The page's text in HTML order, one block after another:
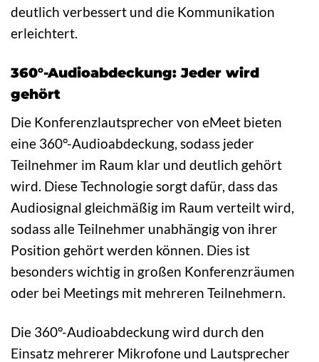
deutlich verbessert und die Kommunikation
erleichtert.
360°-Audioabdeckung: Jeder wird
gehört
Die Konferenzlautsprecher von eMeet bieten
eine 360°-Audioabdeckung, sodass jeder
Teilnehmer im Raum klar und deutlich gehört
wird. Diese Technologie sorgt dafür, dass das
Audiosignal gleichmäßig im Raum verteilt wird,
sodass alle Teilnehmer unabhängig von ihrer
Position gehört werden können. Dies ist
besonders wichtig in großen Konferenzräumen
oder bei Meetings mit mehreren Teilnehmern.
Die 360°-Audioabdeckung wird durch den
Einsatz mehrerer Mikrofone und Lautsprecher